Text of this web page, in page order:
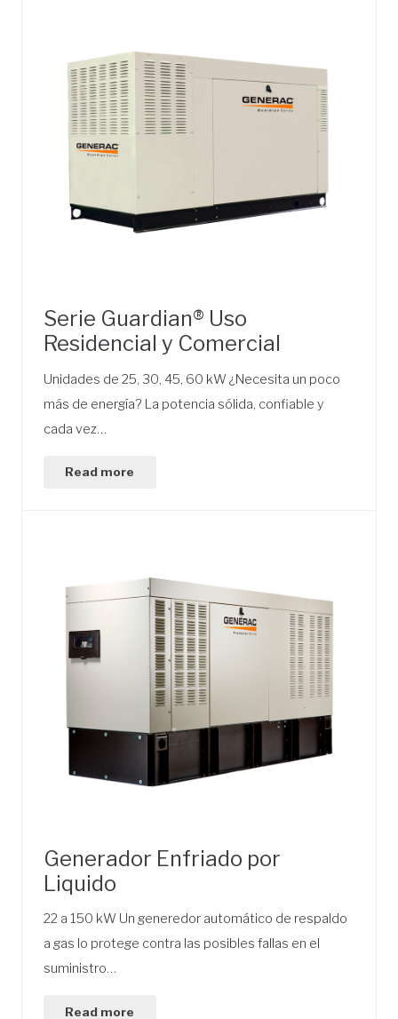
Serie Guardian® Uso
Residencial y Comercial
Unidades de 25, 30, 45, 60 kW ¿Necesita un poco
más de energía? La potencia sólida, confiable y
cada vez…
Read more
Generador Enfriado por
Liquido
22 a 150 kW Un generedor automático de respaldo
a gas lo protege contra las posibles fallas en el
suministro…
Read more